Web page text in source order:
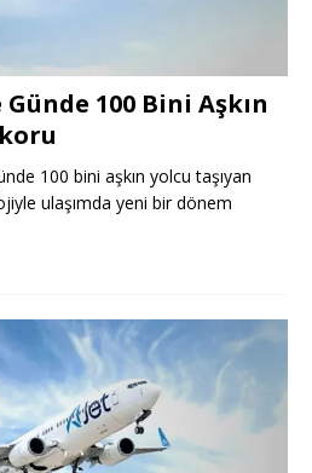
100 Bini Aşkın
100 bini aşkın yolcu taşıyan
ulaşımda yeni bir dönem